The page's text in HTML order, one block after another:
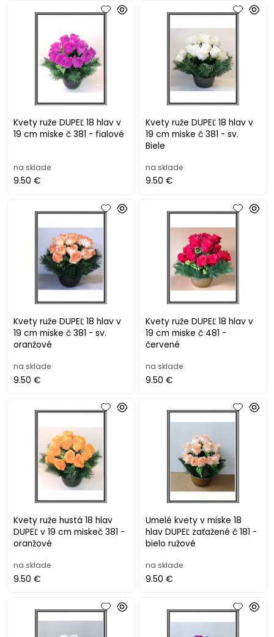
Kvety ruže DUPEĽ 18 hlav v
19 cm miske č 381 - fialové
na sklade
9.50 €
Kvety ruže DUPEĽ 18 hlav v
19 cm miske č 381 - sv.
Biele
na sklade
9.50 €
Kvety ruže DUPEĽ 18 hlav v
19 cm miske č 381 - sv.
oranžové
na sklade
9.50 €
Kvety ruže DUPEĽ 18 hlav v
19 cm miske č 481 -
červené
na sklade
9.50 €
Kvety ruže hustá 18 hlav
DUPEĽ v 19 cm miskeč 381 -
oranžové
na sklade
9.50 €
Umelé kvety v miske 18
hlav DUPEĽ zaťažené č 181 -
bielo ružové
na sklade
9.50 €